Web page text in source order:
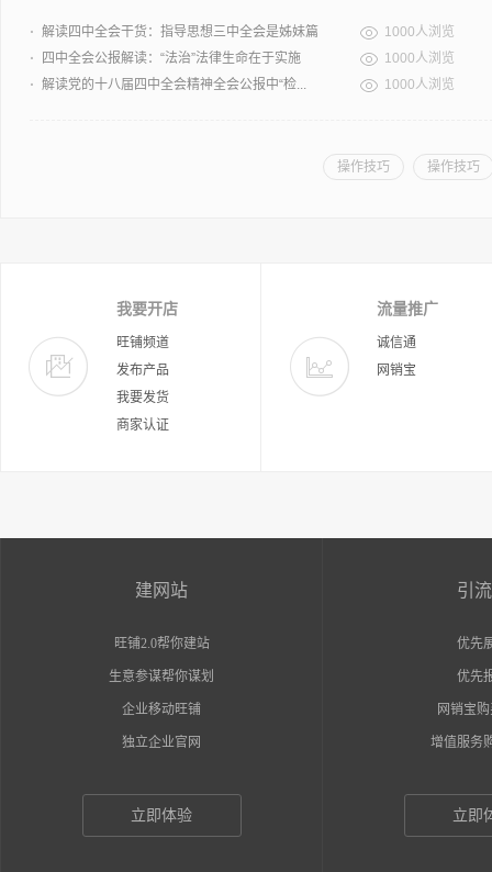
· 解读四中全会干货：指导思想三中全会是姊妹篇 1000人浏览
· 四中全会公报解读：“法治”法律生命在于实施 1000人浏览
· 解读党的十八届四中全会精神全会公报中“检... 1000人浏览
操作技巧 操作技巧
我要开店
旺铺频道
发布产品
我要发货
商家认证
流量推广
诚信通
网销宝
建网站
旺铺2.0帮你建站
生意参谋帮你谋划
企业移动旺铺
独立企业官网
立即体验
引
优先
优先
网销宝
增值服务
立即